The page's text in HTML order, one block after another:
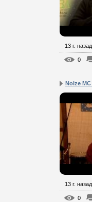
13 г. назад
0
Noize
13 г. назад
0